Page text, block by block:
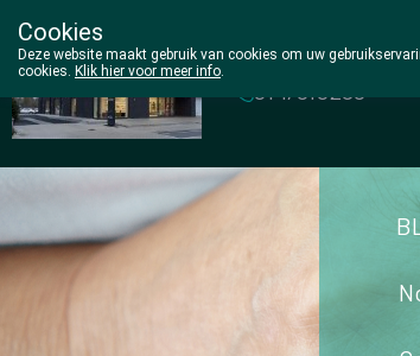
Wezel Pharma
014/810298
Cookies
Deze website maakt gebruik van cookies om uw
cookies. Klik hier voor meer info.